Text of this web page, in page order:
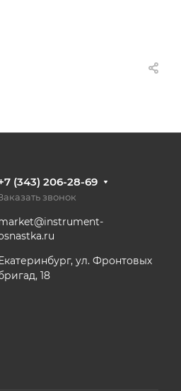
(343) 206-28-69
звонок
ул. Фронтовых
18